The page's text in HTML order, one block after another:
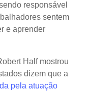
responsável
sentem
e aprender
Half mostrou
dizem que a
pela atuação